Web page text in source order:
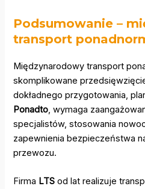
Podsumowanie –
transport
Międzynarodowy transport
skomplikowane
dokładnego przygotowania,
Ponadto, wymaga
specjalistów, stosowania
zapewnienia bezpieczeństwa
przewozu.
Firma LTS od lat realizuje